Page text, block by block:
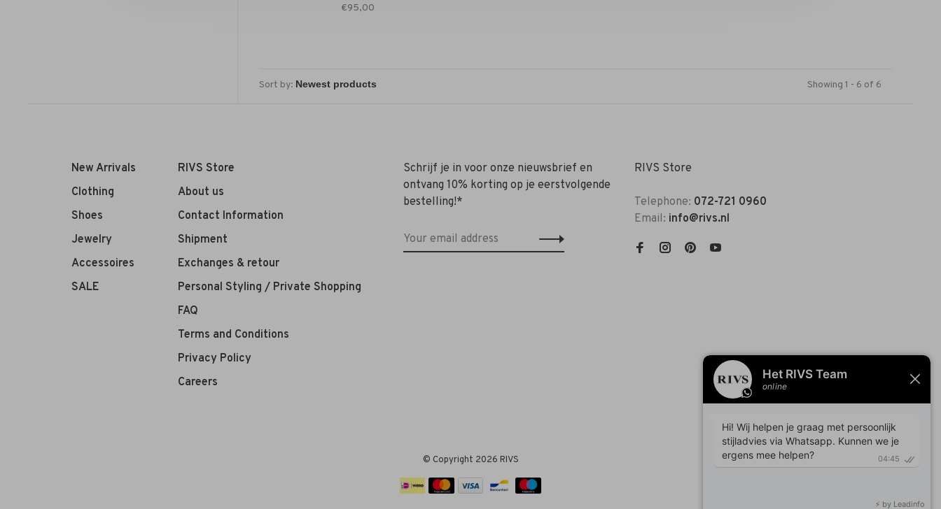
€95,00
Sort by: Showing 1 - 6 of 6
New Arrivals
Clothing
Shoes
Jewelry
Accessoires
SALE
RIVS Store
About us
Contact Information
Shipment
Exchanges & retour
Personal Styling / Private Shopping
FAQ
Terms and Conditions
Privacy Policy
Careers
Schrijf je in voor onze nieuwsbrief en
ontvang 10% korting op je eerstvolgende
bestelling!*
RIVS Store
Telephone: 072-721 0960
Email: info@rivs.nl
© Copyright 2026 RIVS